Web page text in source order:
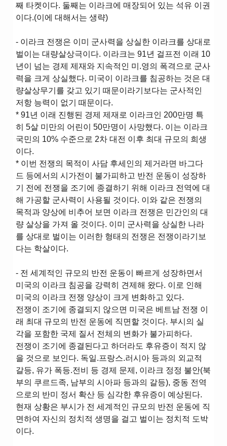
째 타켓이다. 둘째는 이라크에 매장되어 있는 석유 이권
이다.(이에 대해서는 생략)
- 이라크 전쟁은 이미 군사력을 상실한 이라크를 상대로
벌이는 대량살상극이다. 이라크는 91년 걸프전 이래 10
년이 넘는 경제 제재와 지속적인 미.영의 폭격으로 군사
력을 크게 상실했다. 미국이 이라크를 침공하는 것은 대
량살상무기를 갖고 있기 때문이라기보다는 군사적인
저항 능력이 없기 때문이다.
* 91년 이래 진행된 경제 제재로 이라크인 200만명 특
히 5살 미만의 어린이 50만명이 사망했다. 이는 이라크
국민의 10% 수준으로 2차 대전 이후 최대 규모의 희생
이다.
* 이번 전쟁의 목적이 사담 후세인의 제거라면 바그다
드 등에서의 시가전이 불가피하고 반전 운동이 성장하
기 전에 전쟁을 조기에 종결하기 위해 이라크 전역에 대
해 가공할 군사력이 사용될 것이다. 이와 같은 전쟁의
목적과 양상에 비추어 보면 이라크 전쟁은 민간인의 대
량 살상을 가져 올 것이다. 이미 군사력을 상실한 나라
를 상대로 벌이는 이러한 형태의 전쟁은 전쟁이라기보
다는 학살이다.
- 전 세계적인 규모의 반전 운동이 빠르게 성장하면서
미국의 이라크 침공을 강력히 견제해 왔다. 이로 인해
미국의 이라크 전쟁 양상이 크게 변화하고 있다.
전쟁이 조기에 종결되지 않으면 미국은 베트남 전쟁 이
래 최대 규모의 반전 운동에 직면할 것이다. 부시의 실
각을 포함한 국제 질서 전체의 변화가 불가피하다.
전쟁이 조기에 종결된다고 하더라도 후유증이 적지 않
을 것으로 보인다. 독일.프랑스.러시아 등과의 외교적
갈등, 유가 폭등.전비 등 경제 문제, 이라크 정정 불안(북
부의 쿠르드족, 남부의 시아파 등과의 갈등), 중동 전역
으로의 반미 정서 확산 등 심각한 후유증이 예상된다.
현재 상황은 부시가 전 세계적인 규모의 반전 운동에 직
면하여 자신의 정치적 생명을 걸고 벌이는 정치적 도박
이다.